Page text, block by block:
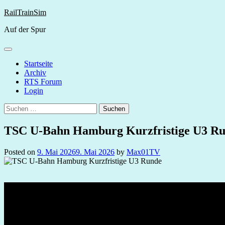
Skip
content
RailTrainSim
Auf der Spur
Startseite
Archiv
RTS Forum
Login
Suchen
nach:
TSC U-Bahn Hamburg Kurzfristige U3
Posted on 9. Mai 20269. Mai 2026 by Max01TV